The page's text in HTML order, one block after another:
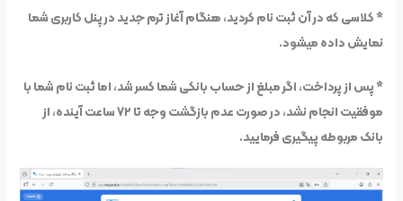
* کلاسی که در آن ثبت نام کردید، هنگام آغاز ترم جدید در پنل کاربری شما
نمایش داده میشود.
* پس از پرداخت، اگر مبلغ از حساب بانکی شما کسر شد، اما ثبت نام شما با
موفقیت انجام نشد، در صورت عدم بازگشت وجه تا ۷۲ ساعت آینده، از
بانک مربوطه پیگیری فرمایید.